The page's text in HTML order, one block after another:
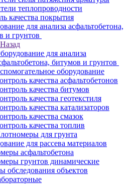
теплопроводности
качества покрытия
для анализа асфальтобетона,
и грунтов
Назад
для анализа
битумов и грунтов
оборудование
качества асфальтобетонов
качества битумов
качества геотекстиля
качества катализаторов
качества смазок
качества топлив
для грунта
для рассева материалов
асфальтобетона
грунтов динамические
обследования объектов